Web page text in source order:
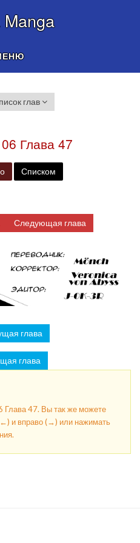
глав
Глава 47
Списком
Следующая глава
глава
глава
Глава 47. Вы так же можете
и вправо (→) или нажимать